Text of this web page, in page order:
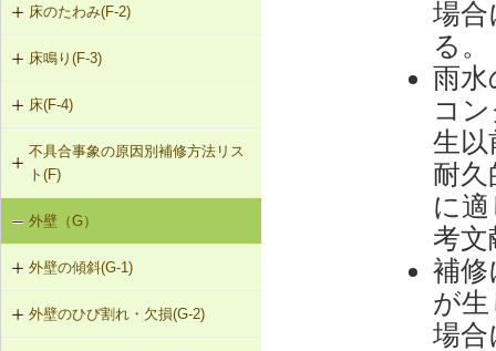
F-1-407 梁下への柱増設
床のたわみ(F-2)
F-2-401 スラブ下面への鉄骨小梁の
増設
F-2-402 ALCパネル床の取替え（敷
設筋構法）
F-2-403 セルフレベリング材による
デッキプレート床の補修
床鳴り(F-3)
F-3-701 床下地・仕上材の張替え
床(F-4)
F-4-001 ビニル床シートの張替え
F-4-002 カーペットの張替え
F-4-701 フローリングの張替え
不具合事象の原因別補修方法リス
ト(F)
床の傾斜（F-1）
床のたわみ（F-2）
床鳴り（F-3）
外壁（G）
外壁の傾斜(G-1)
G-1-406 鉛直（水平）ブレースの取
替え
外壁のひび割れ・欠損(G-2)
場合
る
雨水
コ
生以
耐
に
考文
補修
が
場合